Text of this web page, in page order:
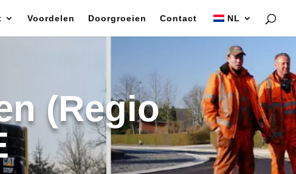
Voordelen Doorgroeien Contact NL
(Regio